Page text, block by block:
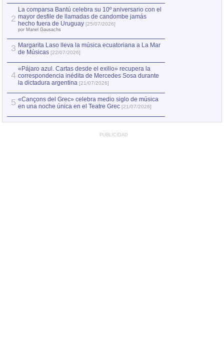
2
La comparsa Bantú celebra su 10º aniversario con el
mayor desfile de llamadas de candombe jamás
hecho fuera de Uruguay [25/07/2026]
por Manel Gausachs
3 Margarita Laso lleva la música ecuatoriana a La Mar
de Músicas [22/07/2026]
4
«Pájaro azul. Cartas desde el exilio» recupera la
correspondencia inédita de Mercedes Sosa durante
la dictadura argentina [21/07/2026]
5 «Cançons del Grec» celebra medio siglo de música
en una noche única en el Teatre Grec [21/07/2026]
PUBLICIDAD